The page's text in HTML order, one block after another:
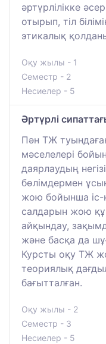
әртүрлілікке
отырып, тіл
этикалық
Оқу жылы - 1
Семестр - 2
Несиелер - 5
Әртүрлі
Пән ТЖ
мәселелері
даярлаудың
бөлімдермен
жою бойынша
салдарын жою
айқындау,
және басқа да
Курсты оқу ТЖ
теориялық
бағытталған.
Оқу жылы - 2
Семестр - 3
Несиелер - 5